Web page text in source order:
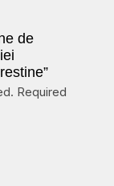
de
Required